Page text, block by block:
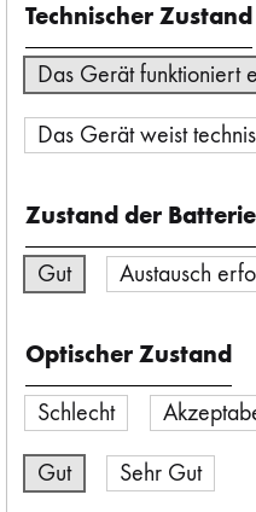
Technischer Zustand
Das Gerät funktioniert
Das Gerät weist
Zustand der Batterie
Gut Austausch
Optischer Zustand
Schlecht
Gut Sehr Gut